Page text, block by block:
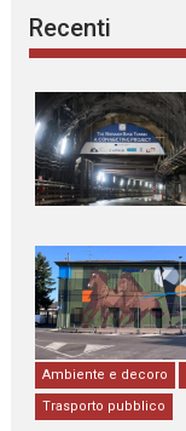
Recenti
Ambiente e decoro
Trasporto pubblico